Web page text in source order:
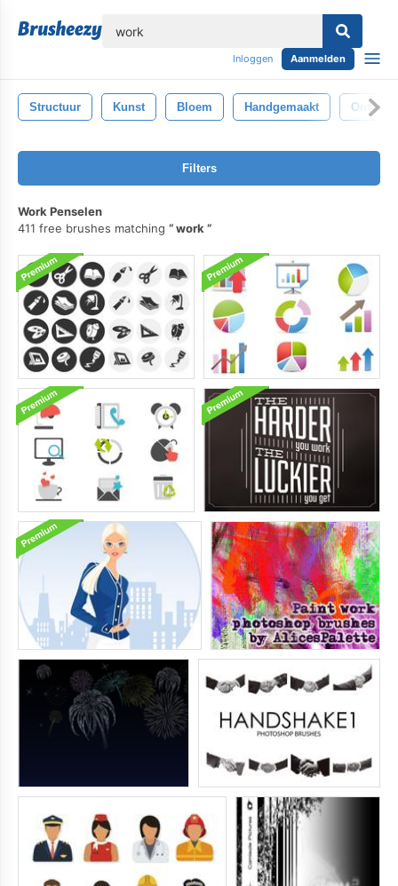
Inloggen Aanmelden
Structuur Kunst Bloem Handgemaakt Ontwerp
Filters
Work Penselen
411 free brushes matching
work